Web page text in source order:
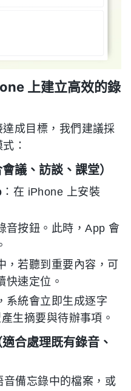
上建立高效的錄
成目標，我們建議採
：
議、訪談、課堂）
：在 iPhone 上安裝
音按鈕。此時，App 會
，若聽到重要內容，可
快速定位。
系統會立即生成逐字
生摘要與待辦事項。
合處理既有錄音、
音備忘錄中的檔案，或